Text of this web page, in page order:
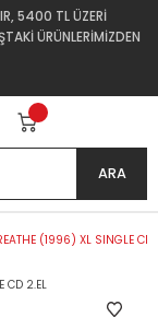
5400 TL ÜZERİ
ÜRÜNLERİMİZDEN
ARA
(1996) XL SINGLE CD